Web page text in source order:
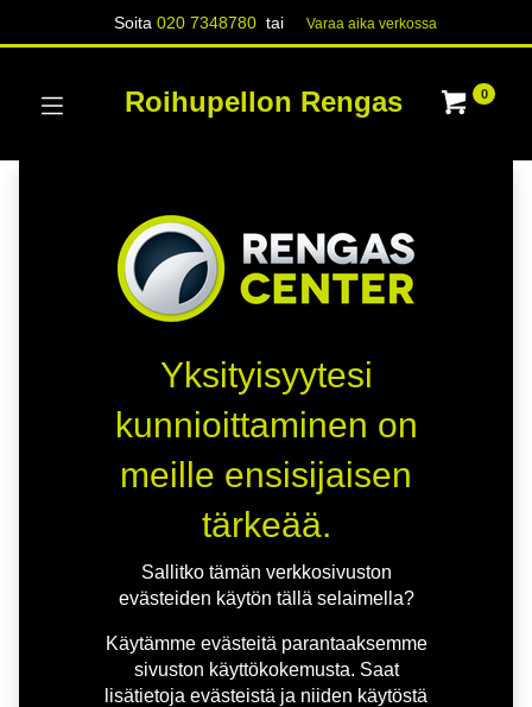
Soita020 7348780 tai Varaa aika verk​​​​ossa
Roihupellon Rengas 0
Yksityisyytesi
kunnioittaminen on
meille ensisijaisen
tärkeää.
Sallitko tämän verkkosivuston
evästeiden käytön tällä selaimella?
Käytämme evästeitä parantaaksemme
sivuston käyttökokemusta. Saat
lisätietoja evästeistä ja niiden käytöstä